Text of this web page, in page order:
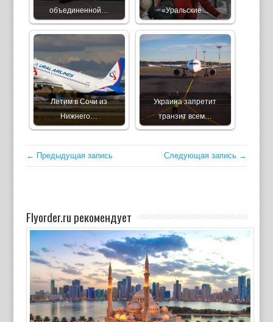
объединенной…
«Уральские…
Летим в Сочи из
Нижнего…
Украина запретит
транзит всем…
← Предыдущая запись Следующая запись →
Flyorder.ru рекомендует